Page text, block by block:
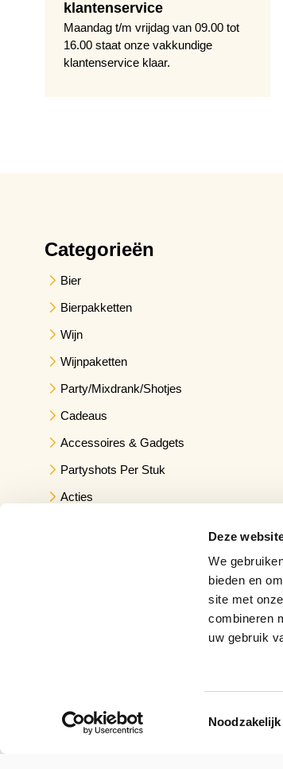
Deze
We
bieden en
site met
combineren
uw gebruik
Noodzakelijk
klantenservice
Maandag t/m vrijdag van 09.00 tot
16.00 staat onze vakkundige
klantenservice klaar.
Categorieën
Bier
Bierpakketten
Wijn
Wijnpaketten
Party/Mixdrank/Shotjes
Cadeaus
Accessoires & Gadgets
Partyshots Per Stuk
Acties